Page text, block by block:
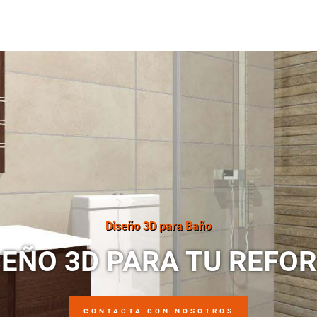
Diseño 3D para Baño
3D PARA TU
CONTACTA CON NOSOTROS